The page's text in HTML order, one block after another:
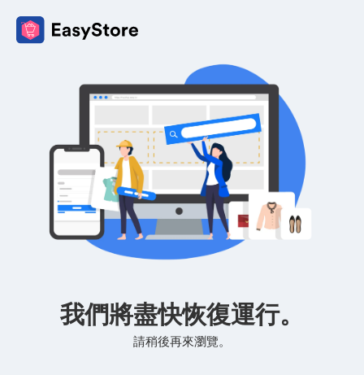
我們將盡快恢復運行。
請稍後再來瀏覽。